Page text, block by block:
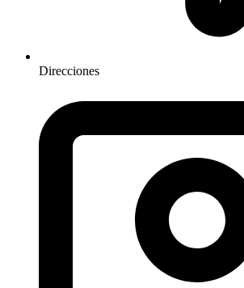
Direcciones